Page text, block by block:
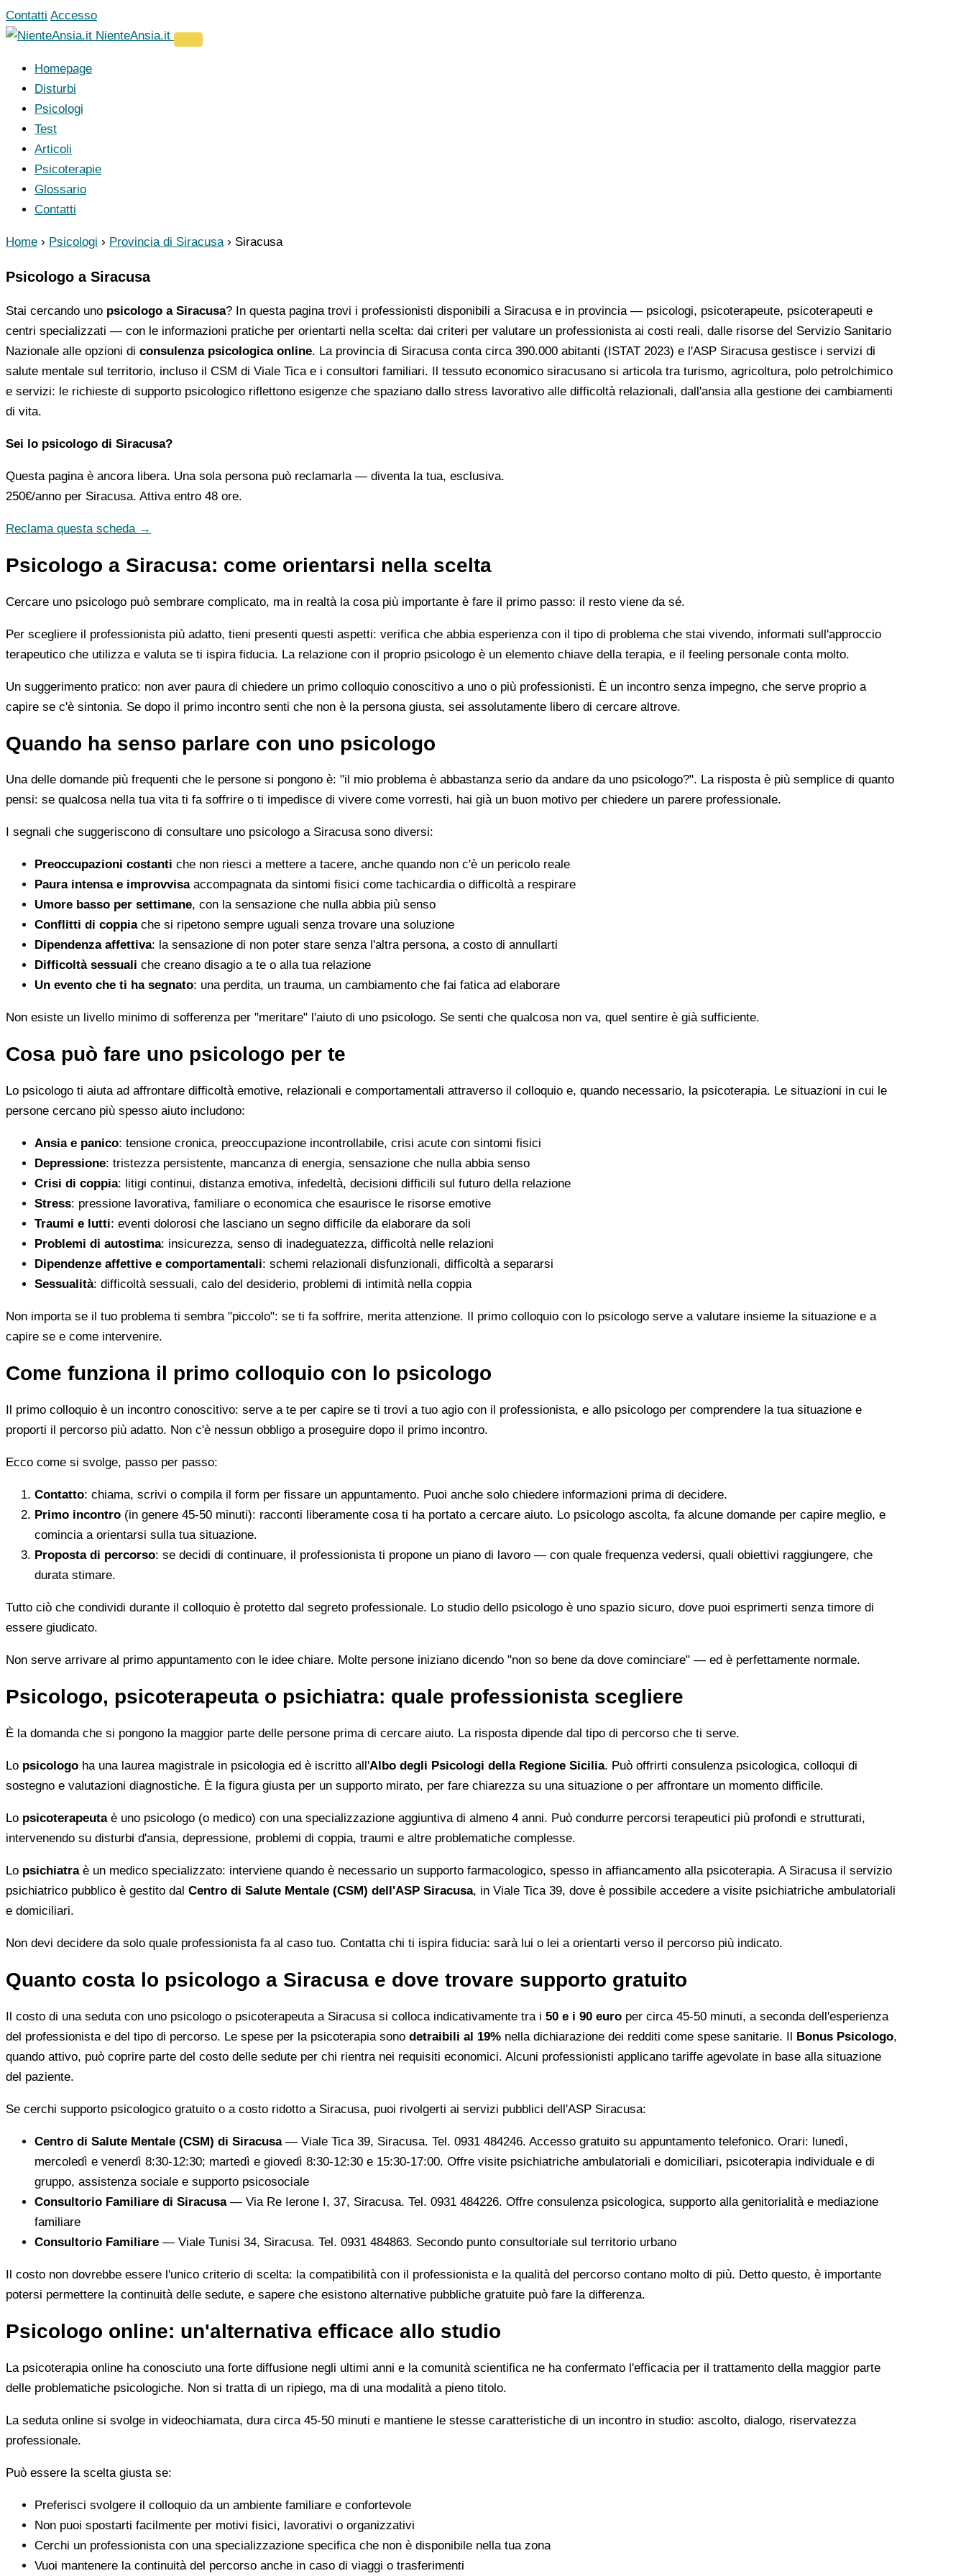
Vai
al
Contatti Accesso
NienteAnsia.it
Homepage
Disturbi
Psicologi
Test
Articoli
Psicoterapie
Glossario
Contatti
Home › Psicologi › Provincia di Siracusa › Siracusa
Psicologo a Siracusa
Stai cercando uno psicologo a Siracusa? In questa pagina trovi i professionisti disponibili a Siracusa e in provincia — psicologi, psicoterapeute, psicoterapeuti e
centri specializzati — con le informazioni pratiche per orientarti nella scelta: dai criteri per valutare un professionista ai costi reali, dalle risorse del Servizio Sanitario
Nazionale alle opzioni di consulenza psicologica online. La provincia di Siracusa conta circa 390.000 abitanti (ISTAT 2023) e l'ASP Siracusa gestisce i servizi di
salute mentale sul territorio, incluso il CSM di Viale Tica e i consultori familiari. Il tessuto economico siracusano si articola tra turismo, agricoltura, polo petrolchimico
e servizi: le richieste di supporto psicologico riflettono esigenze che spaziano dallo stress lavorativo alle difficoltà relazionali, dall'ansia alla gestione dei cambiamenti
di vita.
Sei lo psicologo di Siracusa?
Questa pagina è ancora libera. Una sola persona può reclamarla — diventa la tua, esclusiva.
250€/anno per Siracusa. Attiva entro 48 ore.
Reclama questa scheda →
Psicologo a Siracusa: come orientarsi nella scelta
Cercare uno psicologo può sembrare complicato, ma in realtà la cosa più importante è fare il primo passo: il resto viene da sé.
Per scegliere il professionista più adatto, tieni presenti questi aspetti: verifica che abbia esperienza con il tipo di problema che stai vivendo, informati sull'approccio
terapeutico che utilizza e valuta se ti ispira fiducia. La relazione con il proprio psicologo è un elemento chiave della terapia, e il feeling personale conta molto.
Un suggerimento pratico: non aver paura di chiedere un primo colloquio conoscitivo a uno o più professionisti. È un incontro senza impegno, che serve proprio a
capire se c'è sintonia. Se dopo il primo incontro senti che non è la persona giusta, sei assolutamente libero di cercare altrove.
Quando ha senso parlare con uno psicologo
Una delle domande più frequenti che le persone si pongono è: "il mio problema è abbastanza serio da andare da uno psicologo?". La risposta è più semplice di quanto
pensi: se qualcosa nella tua vita ti fa soffrire o ti impedisce di vivere come vorresti, hai già un buon motivo per chiedere un parere professionale.
I segnali che suggeriscono di consultare uno psicologo a Siracusa sono diversi:
Preoccupazioni costanti che non riesci a mettere a tacere, anche quando non c'è un pericolo reale
Paura intensa e improvvisaaccompagnata da sintomi fisici come tachicardia o difficoltà a respirare
Umore basso per settimane, con la sensazione che nulla abbia più senso
Conflitti di coppiache si ripetono sempre uguali senza trovare una soluzione
Dipendenza affettiva: la sensazione di non poter stare senza l'altra persona, a costo di annullarti
Difficoltà sessuali che creano disagio a te o alla tua relazione
Un evento che ti ha segnato: una perdita, un trauma, un cambiamento che fai fatica ad elaborare
Non esiste un livello minimo di sofferenza per "meritare" l'aiuto di uno psicologo. Se senti che qualcosa non va, quel sentire è già sufficiente.
Cosa può fare uno psicologo per te
Lo psicologo ti aiuta ad affrontare difficoltà emotive, relazionali e comportamentali attraverso il colloquio e, quando necessario, la psicoterapia. Le situazioni in cui le
persone cercano più spesso aiuto includono:
Ansia e panico: tensione cronica, preoccupazione incontrollabile, crisi acute con sintomi fisici
Depressione: tristezza persistente, mancanza di energia, sensazione che nulla abbia senso
Crisi di coppia: litigi continui, distanza emotiva, infedeltà, decisioni difficili sul futuro della relazione
Stress: pressione lavorativa, familiare o economica che esaurisce le risorse emotive
Traumi e lutti: eventi dolorosi che lasciano un segno difficile da elaborare da soli
Problemi di autostima: insicurezza, senso di inadeguatezza, difficoltà nelle relazioni
Dipendenze affettive e comportamentali: schemi relazionali disfunzionali, difficoltà a separarsi
Sessualità: difficoltà sessuali, calo del desiderio, problemi di intimità nella coppia
Non importa se il tuo problema ti sembra "piccolo": se ti fa soffrire, merita attenzione. Il primo colloquio con lo psicologo serve a valutare insieme la situazione e a
capire se e come intervenire.
Come funziona il primo colloquio con lo psicologo
Il primo colloquio è un incontro conoscitivo: serve a te per capire se ti trovi a tuo agio con il professionista, e allo psicologo per comprendere la tua situazione e
proporti il percorso più adatto. Non c'è nessun obbligo a proseguire dopo il primo incontro.
Ecco come si svolge, passo per passo:
Contatto: chiama, scrivi o compila il form per fissare un appuntamento. Puoi anche solo chiedere informazioni prima di decidere.
Primo incontro (in genere 45-50 minuti): racconti liberamente cosa ti ha portato a cercare aiuto. Lo psicologo ascolta, fa alcune domande per capire meglio, e
comincia a orientarsi sulla tua situazione.
Proposta di percorso: se decidi di continuare, il professionista ti propone un piano di lavoro — con quale frequenza vedersi, quali obiettivi raggiungere, che
durata stimare.
Tutto ciò che condividi durante il colloquio è protetto dal segreto professionale. Lo studio dello psicologo è uno spazio sicuro, dove puoi esprimerti senza timore di
essere giudicato.
Non serve arrivare al primo appuntamento con le idee chiare. Molte persone iniziano dicendo "non so bene da dove cominciare" — ed è perfettamente normale.
Psicologo, psicoterapeuta o psichiatra: quale professionista scegliere
È la domanda che si pongono la maggior parte delle persone prima di cercare aiuto. La risposta dipende dal tipo di percorso che ti serve.
Lo psicologo ha una laurea magistrale in psicologia ed è iscritto all'Albo degli Psicologi della Regione Sicilia. Può offrirti consulenza psicologica, colloqui di
sostegno e valutazioni diagnostiche. È la figura giusta per un supporto mirato, per fare chiarezza su una situazione o per affrontare un momento difficile.
Lo psicoterapeutaè uno psicologo (o medico) con una specializzazione aggiuntiva di almeno 4 anni. Può condurre percorsi terapeutici più profondi e strutturati,
intervenendo su disturbi d'ansia, depressione, problemi di coppia, traumi e altre problematiche complesse.
Lo psichiatraè un medico specializzato: interviene quando è necessario un supporto farmacologico, spesso in affiancamento alla psicoterapia. A Siracusa il servizio
psichiatrico pubblico è gestito dal Centro di Salute Mentale (CSM) dell'ASP Siracusa, in Viale Tica 39, dove è possibile accedere a visite psichiatriche ambulatoriali
e domiciliari.
Non devi decidere da solo quale professionista fa al caso tuo. Contatta chi ti ispira fiducia: sarà lui o lei a orientarti verso il percorso più indicato.
Quanto costa lo psicologo a Siracusa e dove trovare supporto gratuito
Il costo di una seduta con uno psicologo o psicoterapeuta a Siracusa si colloca indicativamente tra i 50 e i 90 euro per circa 45-50 minuti, a seconda dell'esperienza
del professionista e del tipo di percorso. Le spese per la psicoterapia sono detraibili al 19% nella dichiarazione dei redditi come spese sanitarie. Il Bonus Psicologo,
quando attivo, può coprire parte del costo delle sedute per chi rientra nei requisiti economici. Alcuni professionisti applicano tariffe agevolate in base alla situazione
del paziente.
Se cerchi supporto psicologico gratuito o a costo ridotto a Siracusa, puoi rivolgerti ai servizi pubblici dell'ASP Siracusa:
Centro di Salute Mentale (CSM) di Siracusa— Viale Tica 39, Siracusa. Tel. 0931 484246. Accesso gratuito su appuntamento telefonico. Orari: lunedì,
mercoledì e venerdì 8:30-12:30; martedì e giovedì 8:30-12:30 e 15:30-17:00. Offre visite psichiatriche ambulatoriali e domiciliari, psicoterapia individuale e di
gruppo, assistenza sociale e supporto psicosociale
Consultorio Familiare di Siracusa— Via Re Ierone I, 37, Siracusa. Tel. 0931 484226. Offre consulenza psicologica, supporto alla genitorialità e mediazione
familiare
Consultorio Familiare — Viale Tunisi 34, Siracusa. Tel. 0931 484863. Secondo punto consultoriale sul territorio urbano
Il costo non dovrebbe essere l'unico criterio di scelta: la compatibilità con il professionista e la qualità del percorso contano molto di più. Detto questo, è importante
potersi permettere la continuità delle sedute, e sapere che esistono alternative pubbliche gratuite può fare la differenza.
Psicologo online: un'alternativa efficace allo studio
La psicoterapia online ha conosciuto una forte diffusione negli ultimi anni e la comunità scientifica ne ha confermato l'efficacia per il trattamento della maggior parte
delle problematiche psicologiche. Non si tratta di un ripiego, ma di una modalità a pieno titolo.
La seduta online si svolge in videochiamata, dura circa 45-50 minuti e mantiene le stesse caratteristiche di un incontro in studio: ascolto, dialogo, riservatezza
professionale.
Può essere la scelta giusta se:
Preferisci svolgere il colloquio da un ambiente familiare e confortevole
Non puoi spostarti facilmente per motivi fisici, lavorativi o organizzativi
Cerchi un professionista con una specializzazione specifica che non è disponibile nella tua zona
Vuoi mantenere la continuità del percorso anche in caso di viaggi o trasferimenti